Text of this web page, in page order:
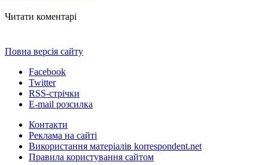
Читати коментарі
Повна версія сайту
Facebook
Twitter
RSS-стрічки
E-mail розсилка
Контакти
Реклама на сайті
Використання матеріалів korrespondent.net
Правила користування сайтом